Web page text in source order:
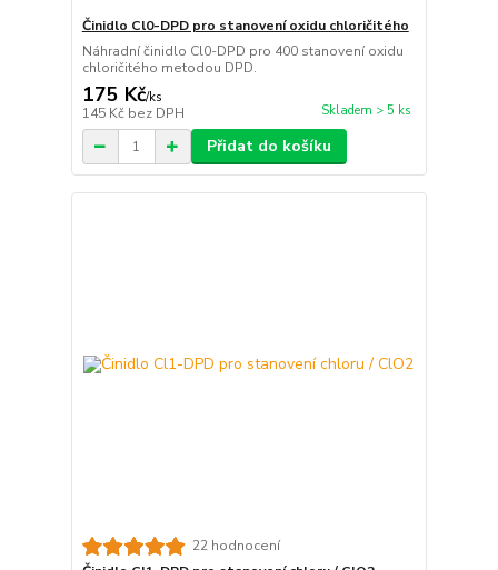
Činidlo Cl0-DPD pro stanovení oxidu chloričitého
Náhradní činidlo Cl0-DPD pro 400 stanovení oxidu
chloričitého metodou DPD.
175 Kč/ks
145 Kč bez DPH Skladem > 5 ks
Přidat do košíku
22 hodnocení